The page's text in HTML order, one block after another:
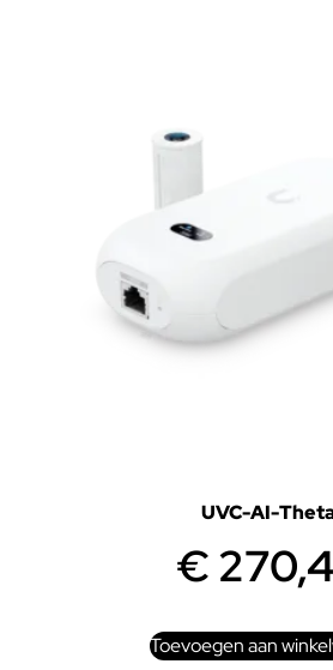
UVC-AI-
€
Toevoegen aan